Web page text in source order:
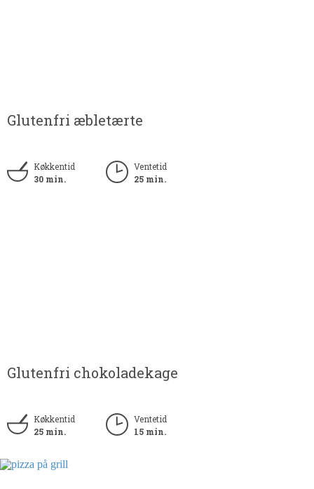
Glutenfri æbletærte
Køkkentid
30 min.
Ventetid
25 min.
Glutenfri chokoladekage
Køkkentid
25 min.
Ventetid
15 min.